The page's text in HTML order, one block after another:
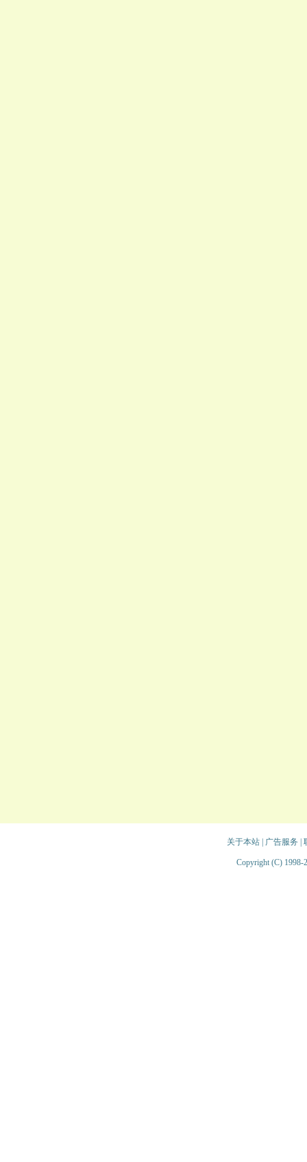
关于本站| 广告服务
Copyright (C) 1998-